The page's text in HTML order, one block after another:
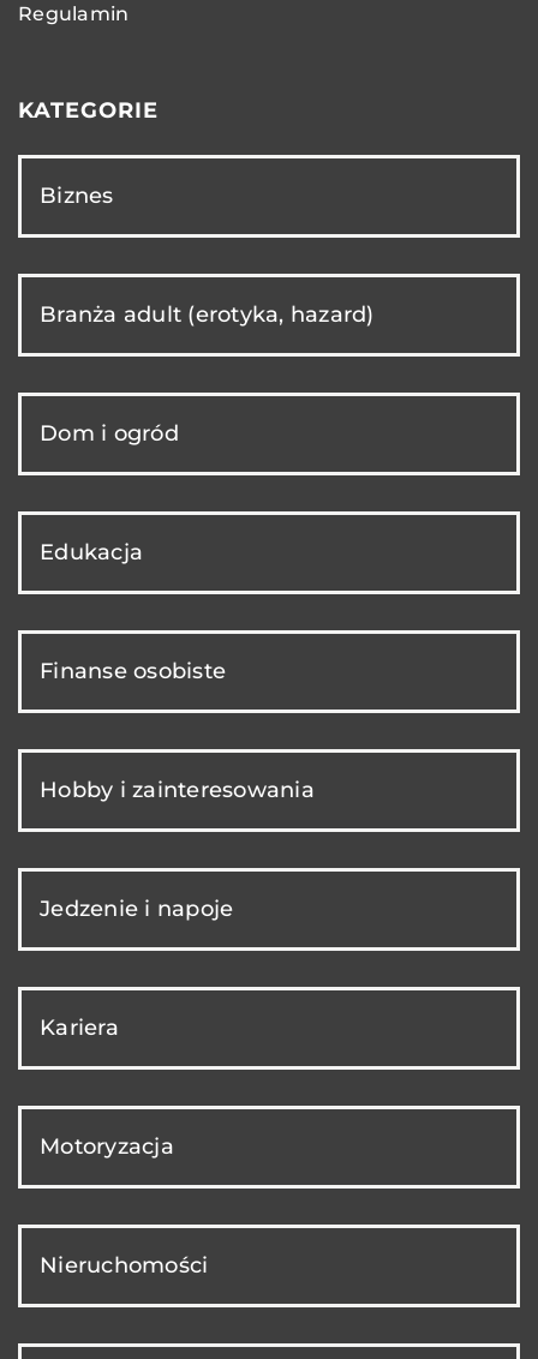
Regulamin
KATEGORIE
Biznes
Branża adult (erotyka, hazard)
Dom i ogród
Edukacja
Finanse osobiste
Hobby i zainteresowania
Jedzenie i napoje
Kariera
Motoryzacja
Nieruchomości